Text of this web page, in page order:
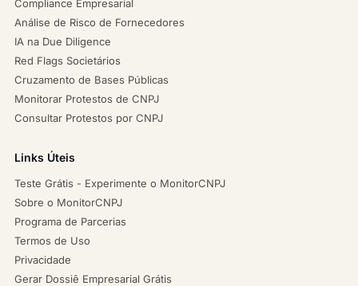
Compliance Empresarial
Análise de Risco de Fornecedores
IA na Due Diligence
Red Flags Societários
Cruzamento de Bases Públicas
Monitorar Protestos de CNPJ
Consultar Protestos por CNPJ
Links Úteis
Teste Grátis - Experimente o MonitorCNPJ
Sobre o MonitorCNPJ
Programa de Parcerias
Termos de Uso
Privacidade
Gerar Dossiê Empresarial Grátis